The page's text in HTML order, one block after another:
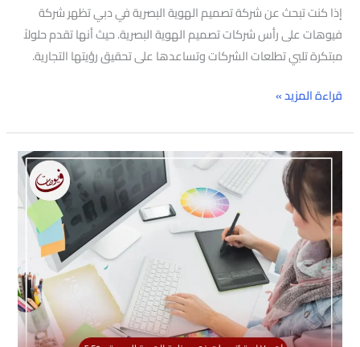
إذا كنت تبحث عن شركة تصميم الهوية البصرية في دبي تظهر شركة
فيوهات على رأس شركات تصميم الهوية البصرية. حيث أنها تقدم حلولاً
مبتكرة تلبي تطلعات الشركات وتساعدها على تحقيق رؤيتها التجارية.
قراءة المزيد »
أهم
استراتيجيات
في
صناعة
الهوية
البصرية
–
2025